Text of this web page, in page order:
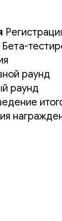
Бета-
раунд
раунд